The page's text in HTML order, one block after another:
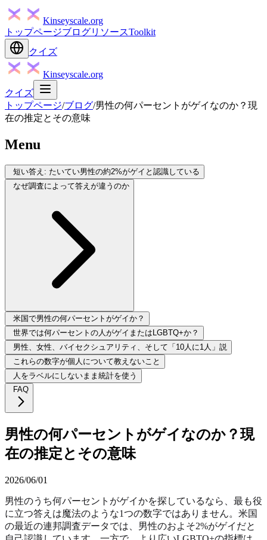
Kinseyscale.org
トップページブログリソースToolkit
クイズ
Kinseyscale.org
クイズ
トップページ/ブログ/男性の何パーセントがゲイなのか？現
在の推定とその意味
Menu
短い答え: たいてい男性の約2%がゲイと認識している
なぜ調査によって答えが違うのか
米国で男性の何パーセントがゲイか？
世界では何パーセントの人がゲイまたはLGBTQ+か？
男性、女性、バイセクシュアリティ、そして「10人に1人」説
これらの数字が個人について教えないこと
人をラベルにしないまま統計を使う
FAQ
男性の何パーセントがゲイなのか？現
在の推定とその意味
2026/06/01
男性のうち何パーセントがゲイかを探しているなら、最も役
に立つ答えは魔法のような1つの数字ではありません。米国
の最近の連邦調査データでは、男性のおよそ2%がゲイだと